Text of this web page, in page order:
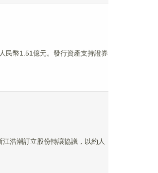
民幣1.51億元。發行資產支持證券
浩潮訂立股份轉讓協議，以約人